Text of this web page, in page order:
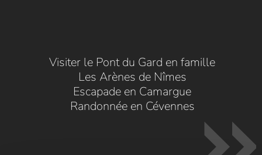
Visiter le Pont du Gard en famille
Les Arènes de Nîmes
Escapade en Camargue
Randonnée en Cévennes